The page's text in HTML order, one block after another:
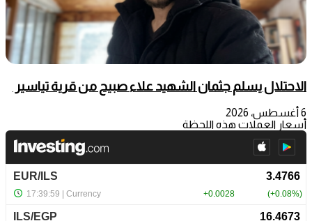
الاحتلال يسلم جثمان الشهيد علاء صبيح من قرية تياسير
6 أغسطس، 2026
أسعار العملات هذه اللحظة